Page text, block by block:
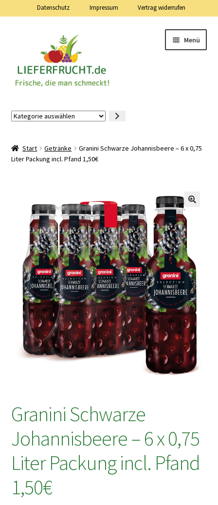
Datenschutz Impressum Vertrag widerrufen
Menü
Warenkorb
Vertrag widerrufen
Kategorie
Start Getränke
Granini Schwarze Johannisbeere – 6 x 0,75
Liter Packung incl. Pfand 1,50€
Granini Schwarze
Johannisbeere – 6 x 0,75
Liter Packung incl. Pfand
1,50€